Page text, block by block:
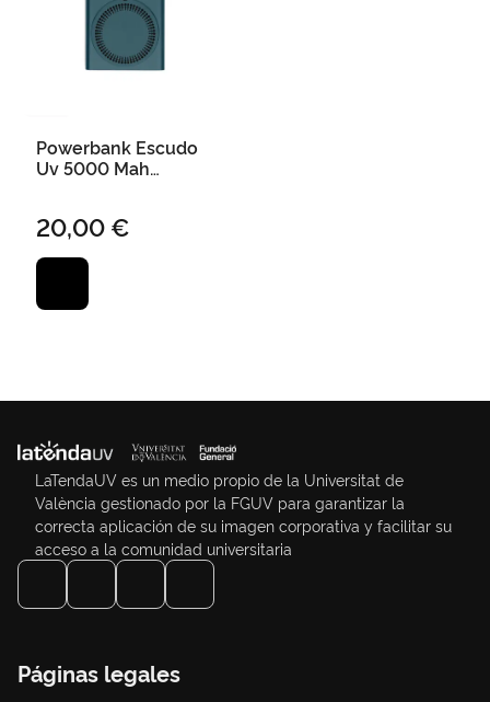
Powerbank Escudo
Uv 5000 Mah
20,00 €
LaTendaUV es un medio propio de la Universitat de
València gestionado por la FGUV para garantizar la
correcta aplicación de su imagen corporativa y facilitar su
acceso a la comunidad universitaria
Páginas legales